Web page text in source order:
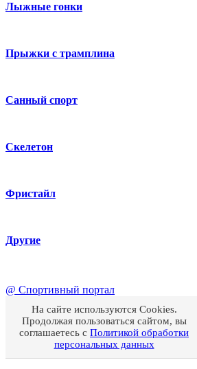
Лыжные гонки
Прыжки с трамплина
Санный спорт
Скелетон
Фристайл
Другие
@ Спортивный портал
На сайте используются Cookies.
Продолжая пользоваться сайтом, вы
соглашаетесь с Политикой обработки
персональных данных